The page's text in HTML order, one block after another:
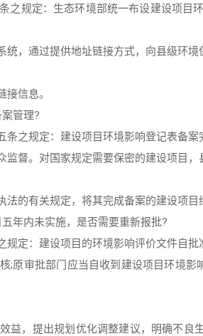
之规定：生态环境部统一布设建设项目
，通过提供地址链接方式，向县级环
信息。
管理?
之规定：建设项目环境影响登记表备
督。对国家规定需要保密的建设项目
的有关规定，将其完成备案的建设项目
年内未实施，是否需要重新报批?
定：建设项目的环境影响评价文件自
;原审批部门应当自收到建设项目环境影
益，提出规划优化调整建议，明确不良